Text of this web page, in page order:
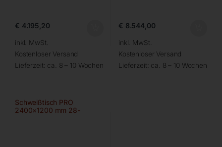
€ 4.195,20
inkl. MwSt.
Kostenloser Versand
Lieferzeit: ca. 8 – 10 Wochen
€ 8.544,00
inkl. MwSt.
Kostenloser Versand
Lieferzeit: ca. 8 – 10 Wochen
Schweißtisch PRO
2400×1200 mm 28-